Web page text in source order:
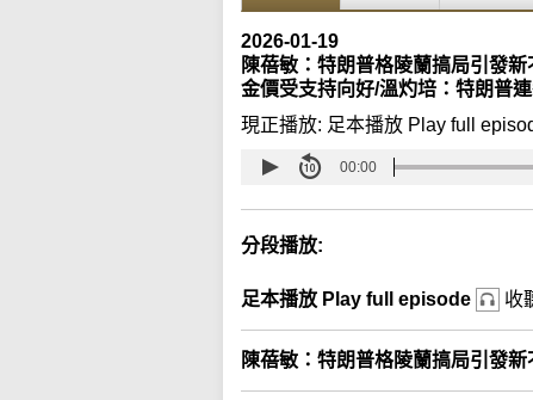
2026-01-19
陳蓓敏：特朗普格陵蘭搞局引發
金價受支持向好/溫灼培：特朗普
現正播放: 足本播放 Play full
00:00
分段播放:
足本播放 Play full episode 收
陳蓓敏：特朗普格陵蘭搞局引發